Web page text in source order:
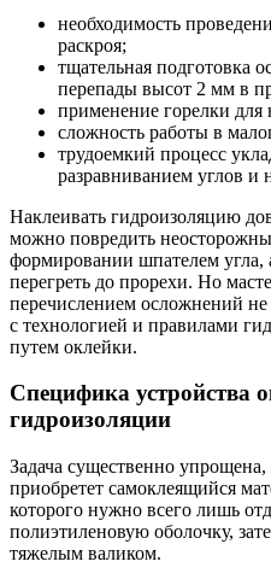
необходимость
раскроя;
тщательная подготовка
перепады высот 2 мм в
применение горелки для
сложность работы в
трудоемкий процесс
разравниванием углов
Наклеивать гидроизоляцию
можно повредить
формировании шпателем угла,
перегреть до прорехи. Но
перечислением осложнений
с технологией и правилами
путем оклейки.
Специфика устройства
гидроизоляции
Задача существенно
приобретет самоклеящийся
которого нужно всего лишь
полиэтиленовую оболочку,
тяжелым валиком.